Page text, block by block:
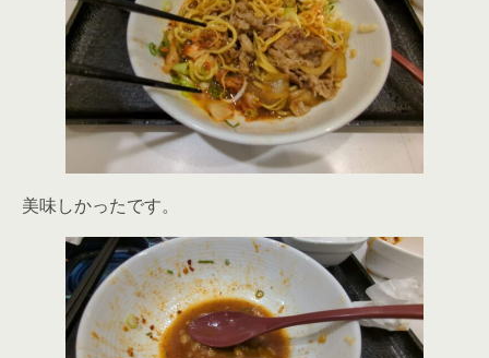
美味しかったです。